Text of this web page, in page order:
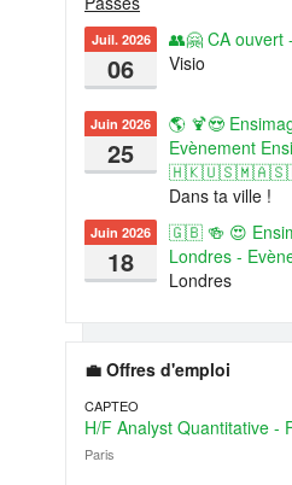
Juil. 2026
06
👥🤗 CA ouvert
Visio
Juin 2026
25
🌎 🍹😍
Evènement
Dans ta ville !
Juin 2026
18
🇬🇧 🍻 😍
Londres -
Londres
💼 Offres d'emploi
CAPTEO
H/F Analyst Quantitative -
Paris